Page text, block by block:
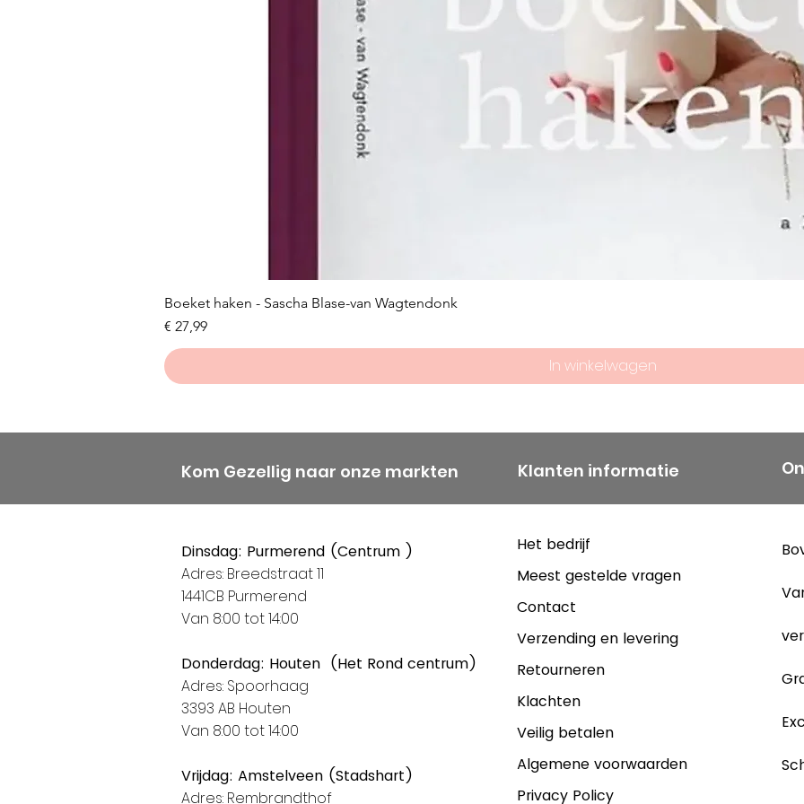
Boeket haken - Sascha Blase-van Wagtendonk
Prijs
€ 27,99
In winkelwagen
Kom Gezellig naar onze markten Klanten informatie
Dinsdag: Purmerend (Centrum )
Adres: Breedstraat 11
1441CB Purmerend
Van 8:00 tot 14:00
Donderdag: Houten (Het Rond centrum)
Adres: Spoorhaag
3393 AB Houten
Van 8:00 tot 14:00
Vrijdag: Amstelveen (Stadshart)
Adres: Rembrandthof
Het bedrijf
Meest gestelde vragen
Contact
Verzending en levering
Retourneren
Klachten
Veilig betalen
Algemene voorwaarden
Privacy Policy